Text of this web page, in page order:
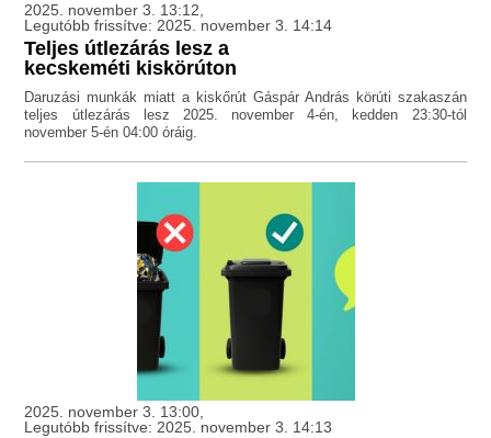
2025. november 3. 13:12,
Legutóbb frissítve: 2025. november 3. 14:14
Teljes útlezárás lesz a
kecskeméti kiskörúton
Daruzási munkák miatt a kiskőrút Gáspár András körúti szakaszán
teljes útlezárás lesz 2025. november 4-én, kedden 23:30-tól
november 5-én 04:00 óráig.
2025. november 3. 13:00,
Legutóbb frissítve: 2025. november 3. 14:13